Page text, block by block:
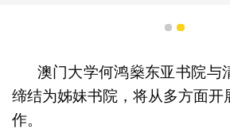
1 2
澳门大学何鸿燊东亚书院与
缔结为姊妹书院，将从多方面开
作。